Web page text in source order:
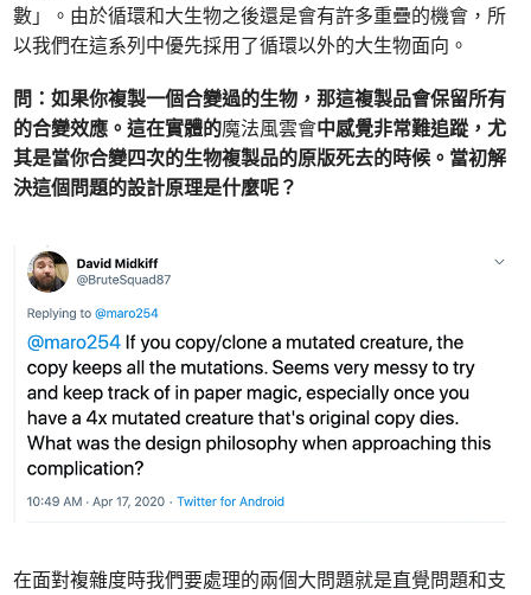
數」。由於循環和大生物之後還是會有許多重疊的機會，所
以我們在這系列中優先採用了循環以外的大生物面向。
問：如果你複製一個合變過的生物，那這複製品會保留所有
的合變效應。這在實體的魔法風雲會中感覺非常難追蹤，尤
其是當你合變四次的生物複製品的原版死去的時候。當初解
決這個問題的設計原理是什麼呢？
在面對複雜度時我們要處理的兩個大問題就是直覺問題和支